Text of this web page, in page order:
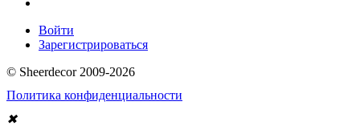
Войти
Зарегистрироваться
© Sheerdecor 2009-2026
Политика конфиденциальности
✖